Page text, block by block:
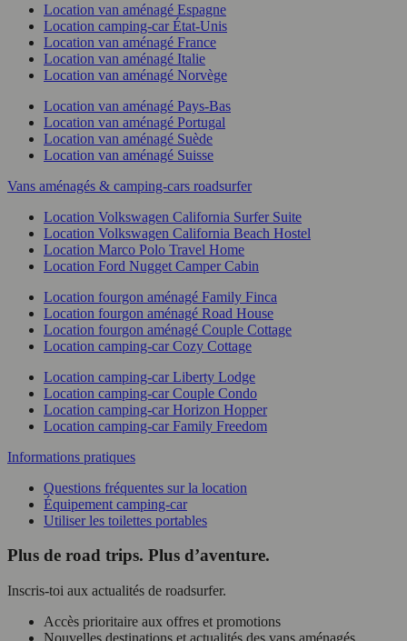
Location van aménagé Espagne
Location camping-car État-Unis
Location van aménagé France
Location van aménagé Italie
Location van aménagé Norvège
Location van aménagé Pays-Bas
Location van aménagé Portugal
Location van aménagé Suède
Location van aménagé Suisse
Vans aménagés & camping-cars roadsurfer
Location Volkswagen California Surfer Suite
Location Volkswagen California Beach Hostel
Location Marco Polo Travel Home
Location Ford Nugget Camper Cabin
Location fourgon aménagé Family Finca
Location fourgon aménagé Road House
Location fourgon aménagé Couple Cottage
Location camping-car Cozy Cottage
Location camping-car Liberty Lodge
Location camping-car Couple Condo
Location camping-car Horizon Hopper
Location camping-car Family Freedom
Informations pratiques
Questions fréquentes sur la location
Équipement camping-car
Utiliser les toilettes portables
Plus de road trips. Plus d’aventure.
Inscris-toi aux actualités de roadsurfer.
Accès prioritaire aux offres et promotions
Nouvelles destinations et actualités des vans aménagés